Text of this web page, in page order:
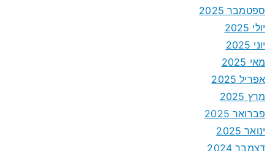
ספטמבר 2025
יולי 2025
יוני 2025
מאי 2025
אפריל 2025
מרץ 2025
פברואר 2025
ינואר 2025
דצמבר 2024